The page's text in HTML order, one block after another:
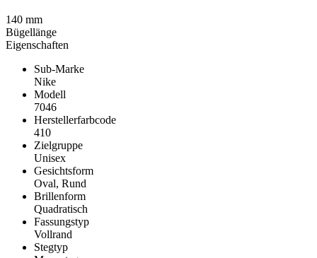
Eigenschaften
Sub-Marke
Nike
Modell
7046
Herstellerfarbcode
410
Zielgruppe
Unisex
Gesichtsform
Oval, Rund
Brillenform
Quadratisch
Fassungstyp
Vollrand
Stegtyp
140 mm
Bügellänge